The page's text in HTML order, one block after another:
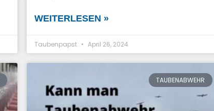
WEITERLESEN »
Taubenpapst April 26, 2024
TAUBENABWEHR